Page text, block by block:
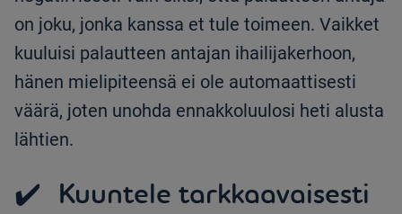
on joku, jonka kanssa et tule toimeen. Vaikket
kuuluisi palautteen antajan ihailijakerhoon,
hänen mielipiteensä ei ole automaattisesti
väärä, joten unohda ennakkoluulosi heti alusta
lähtien.
✔️ Kuuntele tarkkaavaisesti